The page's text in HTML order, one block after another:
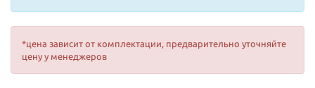
*цена зависит от комплектации, предварительно уточняйте
цену у менеджеров